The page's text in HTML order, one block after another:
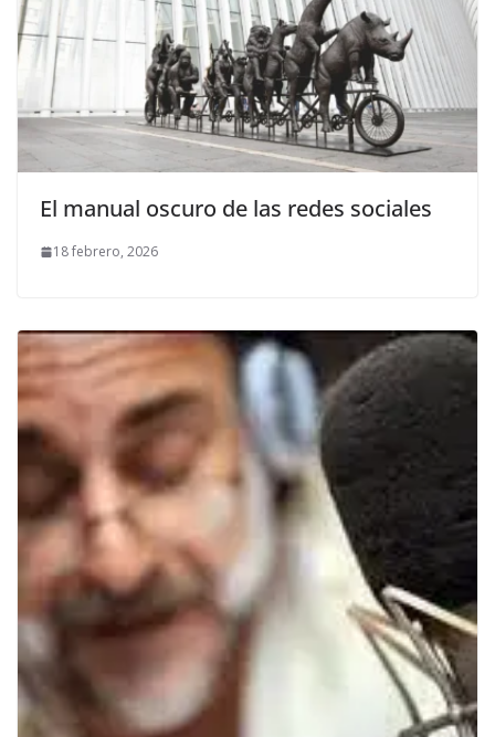
El manual oscuro de las redes sociales
18 febrero, 2026